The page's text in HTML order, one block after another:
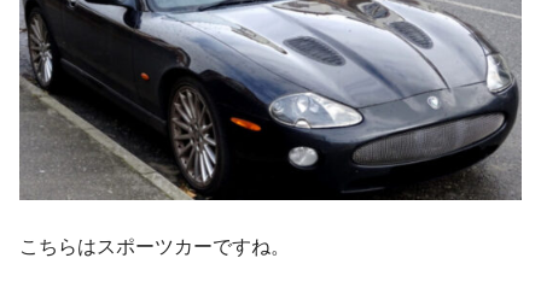
こちらはスポーツカーですね。